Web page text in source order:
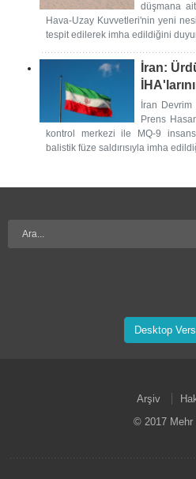
düşmana
Hava-Uzay Kuvvetleri'nin yeni
tespit edilerek imha edildiğini
İran:
İran Devrim
Prens
kontrol merkezi ile MQ-9
balistik füze saldırısıyla imha
Desktop
Arşiv
© 2017 Mehr